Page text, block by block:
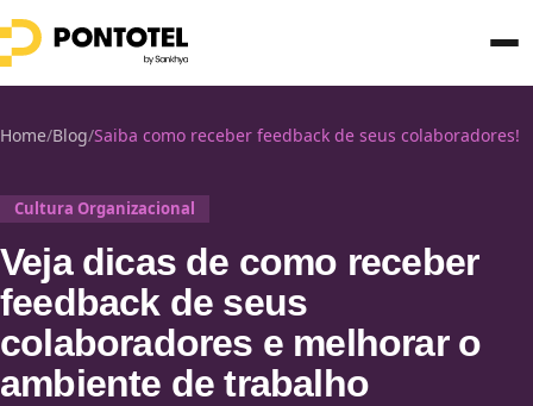
Home/Blog/Saiba como receber feedback de seus colaboradores!
Cultura Organizacional
Veja dicas de como receber
feedback de seus
colaboradores e melhorar o
ambiente de trabalho